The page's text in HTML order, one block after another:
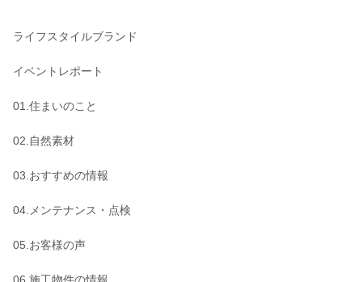
ライフスタイルブランド
イベントレポート
01.住まいのこと
02.自然素材
03.おすすめの情報
04.メンテナンス・点検
05.お客様の声